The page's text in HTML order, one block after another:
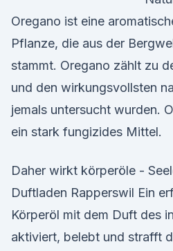
Oregano ist eine
Pflanze, die aus der
stammt. Oregano zählt zu
und den wirkungsvollsten
jemals untersucht wurden.
ein stark fungizides Mittel.
Daher wirkt körperöle -
Duftladen Rapperswil Ein
Körperöl mit dem Duft des
aktiviert, belebt und strafft